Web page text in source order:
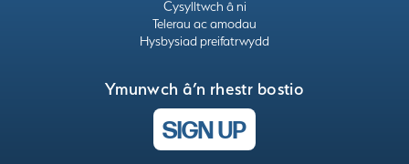
Cysylltwch â ni
Telerau ac amodau
Hysbysiad preifatrwydd
Ymunwch â’n rhestr bostio
SIGN UP